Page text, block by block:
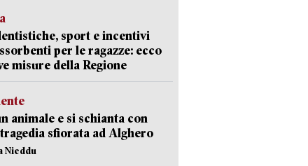
sport e incentivi
per le ragazze: ecco
misure della Regione
animale e si schianta con
tragedia sfiorata ad Alghero
Nieddu